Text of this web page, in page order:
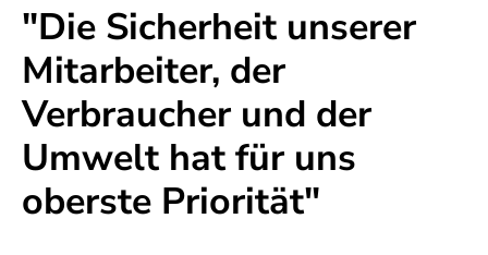
"Die Sicherheit unserer
Mitarbeiter, der
Verbraucher und der
Umwelt hat für uns
oberste Priorität"